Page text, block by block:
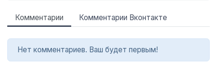
Комментарии Комментарии Вконтакте
Нет комментариев. Ваш будет первым!